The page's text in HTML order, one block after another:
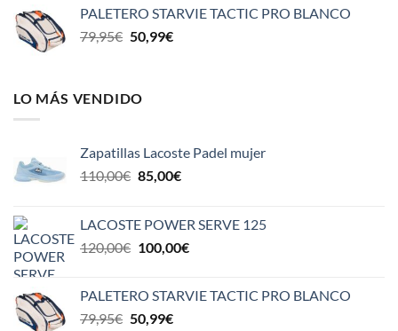
era:
74,95€.
es:
45,95€.
PALETERO STARVIE TACTIC PRO BLANCO
79,95€ El
era:
79,95€.
50,99€El
LO MÁS VENDIDO
Zapatillas Lacoste Padel mujer
110,00€ El
era:
110,00€.
85,00€El
es:
85,00€.
LACOSTE POWER SERVE 125
120,00€ El
era:
120,00€.
100,00€El
es:
PALETERO STARVIE TACTIC PRO BLANCO
79,95€ El
50,99€El